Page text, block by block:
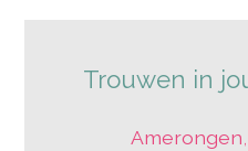
Trouwen in
Amerongen